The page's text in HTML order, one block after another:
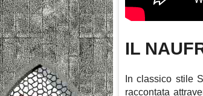
IL
In classico stile
raccontata